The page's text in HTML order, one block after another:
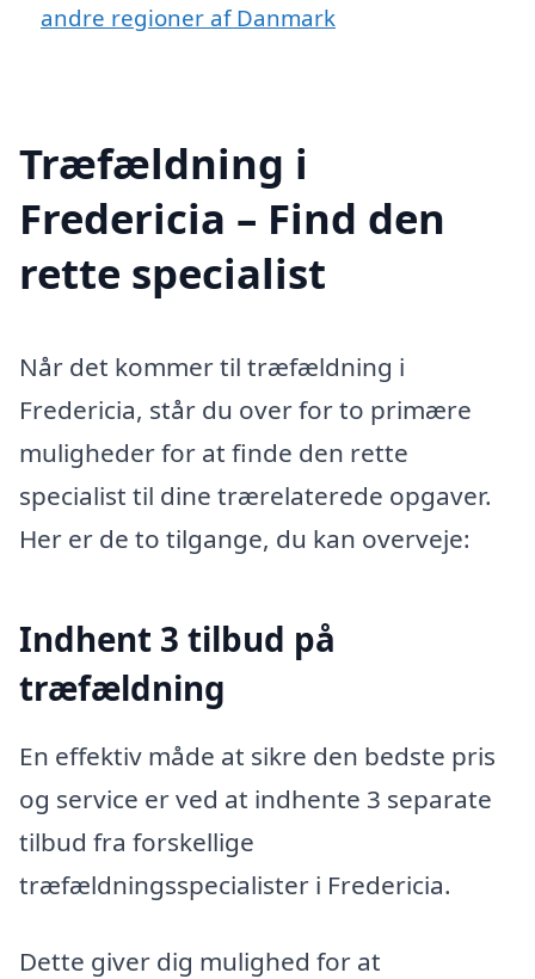
andre regioner af Danmark
Træfældning i
Fredericia – Find den
rette specialist
Når det kommer til træfældning i
Fredericia, står du over for to primære
muligheder for at finde den rette
specialist til dine trærelaterede opgaver.
Her er de to tilgange, du kan overveje:
Indhent 3 tilbud på
træfældning
En effektiv måde at sikre den bedste pris
og service er ved at indhente 3 separate
tilbud fra forskellige
træfældningsspecialister i Fredericia.
Dette giver dig mulighed for at